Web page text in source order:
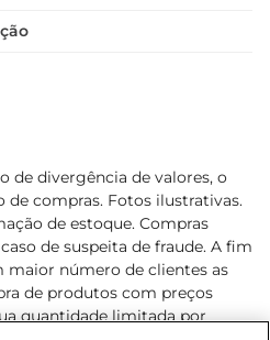
de divergência de valores, o
de compras. Fotos ilustrativas.
de estoque. Compras
de suspeita de fraude. A fim
maior número de clientes as
de produtos com preços
quantidade limitada por